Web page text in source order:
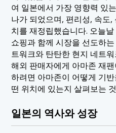
여 일본에서 가장 영향력 있
나가 되었으며, 편리성, 속도
치를 재정립했습니다. 오늘
쇼핑과 함께 시장을 선도하
트워크와 탄탄한 현지 네트
해외 판매자에게 아마존 재
하려면 아마존이 어떻게 기
떤 위치에 있는지 살펴보는
일본의 역사와 성장